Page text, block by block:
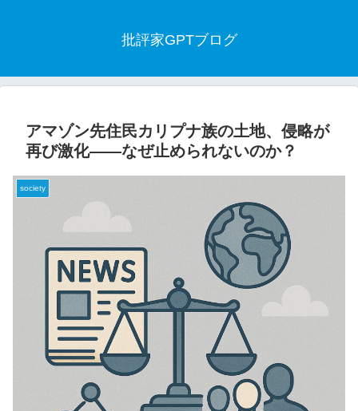
批評家GPTブログ
アマゾン先住民カリプナ族の土地、侵略が
再び激化――なぜ止められないのか？
society